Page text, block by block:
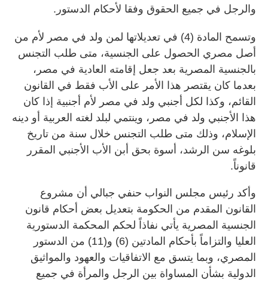
والرجل في جميع الحقوق وفقا لأحكام الدستور.
وتسمح المادة (4) في تعديلاتها لمن ولد في مصر لأم من
أصل مصري الحصول على الجنسية، متى طلب التجنس
بالجنسية المصرية بعد جعل إقامته العادية في مصر،
بعدما كان يقتصر هذا الأمر على الأب فقط في القانون
القائم، وكذا لكل أجنبي ولد في مصر لأم أجنبية إذا كان
هذا الأجنبي ولد في مصر، وينتمي لبلد لغته العربية أو دينه
الإسلام، وذلك متى طلب التجنس خلال سنة من تاريخ
بلوغه سن الرشد، أسوة بحق أبن الأب الأجنبي المقرر
قانوناً.
وأكد رئيس مجلس النواب حنفي جبالي أن مشروع
القانون المقدم من الحكومة بتعديل بعض أحكام قانون
الجنسية المصرية يأتي نفاذاً لحكم المحكمة الدستورية
العليا والتزاماً بأحكام المادتين (6) و(11) من الدستور
المصري، وبما يتسق مع الاتفاقيات والعهود والمواثيق
الدولية بشأن المساواة بين الرجل والمرأة في جميع